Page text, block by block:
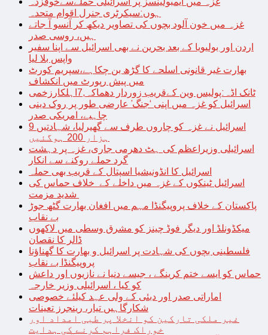
ہوں:سیکرٹری جنرل اقوام متحدہ
غزہ میں خون آلود بچوں کی تصاویر دیکھ کر آنسو آ جاتے
ہیں، روسی صدر
اردن اور بولیویا کے بعد بحرین نے بھی اسرائیل سے اپنا سفیر
واپس بلا لیا
بھارت غیر قانونی اسلحے کا گڑھ بن چکاہے،سپریم کورٹ
میں پیش رپورٹ میں انکشاف
ٹانک اڈہ:پولیس وین کےقریب زوردار دھماکہ,7اہلکارزخمی
اسرائیل کو غزہ میں اپنی ‘جنگ’ عارضی طور پر روک دینی
چاہیے، امریکی صدر
اسرائیل نے غزہ کو چاروں طرف سے گھیرلیا، شہادتیں 9
ہزار 200 ہوگئیں
اسرائیلی وزیراعظم کی ہٹ دھرمی جاری، غزہ پر دہشت
گرد حملے روکنے سے انکار
اسرائیل کا انڈونیشیا اسپتال کے قریب بھی حملہ
اسرائیل ٹینکوں کے غزہ میں داخلے کے خلاف حماس کی
پاکستان کے خلاف پروپیگنڈا مہم میں افغان بھارت گٹھ جوڑ
بے نقاب
میکڈونلڈ اور دیگر فوڈ چینز کو مشرق وسطی میں لاکھوں
ڈالر کا نقصان
فلسطینی بچوں کی شہادت پر اسرائیل و بھارت کا گھناؤنا
پروپیگنڈا بے نقاب
حماس کو ایسے ختم کرینگے ، جیسے دنیا نے نازیوں اور داعش
کو کیا ، اسرائیلی وزیر خارجہ
اماراتی صدر اور دبئی کے ولی عہد کیلئے خصوصی
شکارگاہیں تیار، رینجرز تعینات
غیر ملکی تارکین کو انخلا پر طبی امداد اور
خوراک فراہم کرنے کی ہدایت